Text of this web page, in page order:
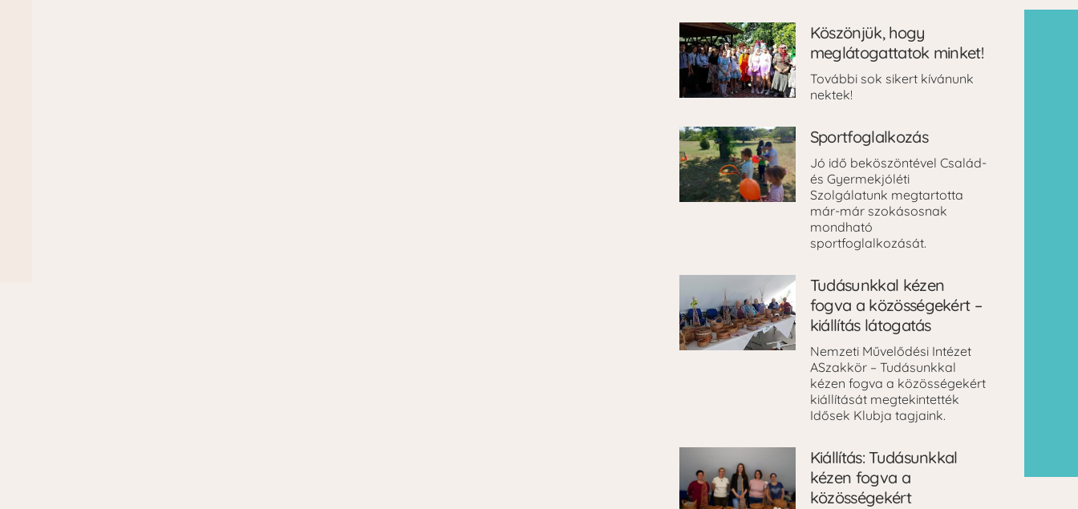
Köszönjük, hogy
meglátogattatok minket!
További sok sikert kívánunk
nektek!
Sportfoglalkozás
Jó idő beköszöntével Család-
és Gyermekjóléti
Szolgálatunk megtartotta
már-már szokásosnak
mondható
sportfoglalkozását.
Tudásunkkal kézen
fogva a közösségekért –
kiállítás látogatás
Nemzeti Művelődési Intézet
ASzakkör – Tudásunkkal
kézen fogva a közösségekért
kiállítását megtekintették
Idősek Klubja tagjaink.
Kiállítás: Tudásunkkal
kézen fogva a
közösségekért